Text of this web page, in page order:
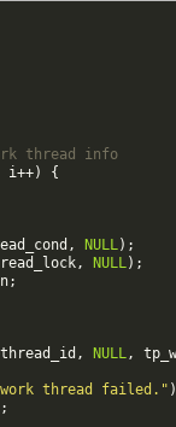
thread info
i++)
{
, NULL) ;
, NULL) ;
;
thread_id , NULL,
thread failed." )
;